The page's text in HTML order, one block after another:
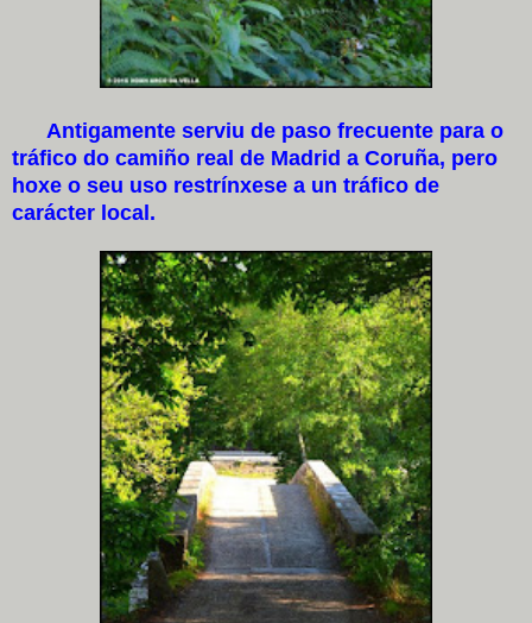
Antigamente serviu de paso frecuente para o
tráfico do camiño real de Madrid a Coruña, pero
hoxe o seu uso restrínxese a un tráfico de
carácter local.